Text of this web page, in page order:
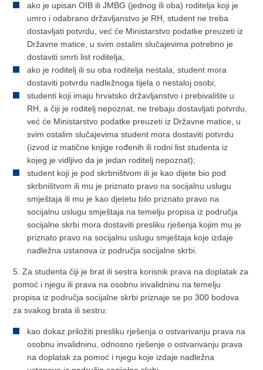
ako je upisan OIB ili JMBG (jednog ili oba) roditelja koji je
umro i odabrano državljanstvo je RH, student ne treba
dostavljati potvrdu, već će Ministarstvo podatke preuzeti iz
Državne matice, u svim ostalim slučajevima potrebno je
dostaviti smrti list roditelja;
ako je roditelj ili su oba roditelja nestala, student mora
dostaviti potvrdu nadležnoga tijela o nestaloj osobi;
studenti koji imaju hrvatsko državljanstvo i prebivalište u
RH, a čiji je roditelj nepoznat, ne trebaju dostavljati potvrdu,
već će Ministarstvo podatke preuzeti iz Državne matice, u
svim ostalim slučajevima student mora dostaviti potvrdu
(izvod iz matične knjige rođenih ili rodni list studenta iz
kojeg je vidljivo da je jedan roditelj nepoznat);
student koji je pod skrbništvom ili je kao dijete bio pod
skrbništvom ili mu je priznato pravo na socijalnu uslugu
smještaja ili mu je kao djetetu bilo priznato pravo na
socijalnu uslugu smještaja na temelju propisa iz područja
socijalne skrbi mora dostaviti presliku rješenja kojim mu je
priznato pravo na socijalnu uslugu smještaja koje izdaje
nadležna ustanova iz područja socijalne skrbi.
5. Za studenta čiji je brat ili sestra korisnik prava na doplatak za
pomoć i njegu ili prava na osobnu invalidninu na temelju
propisa iz područja socijalne skrbi priznaje se po 300 bodova
za svakog brata ili sestru:
kao dokaz priložiti presliku rješenja o ostvarivanju prava na
osobnu invalidninu, odnosno rješenje o ostvarivanju prava
na doplatak za pomoć i njegu koje izdaje nadležna